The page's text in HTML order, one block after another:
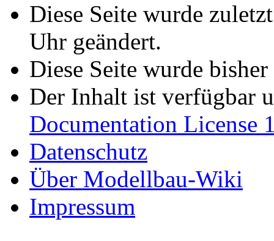
Diese Seite wurde
Uhr geändert.
Diese Seite wurde
Der Inhalt ist verfügbar
Documentation License
Datenschutz
Über Modellbau-Wiki
Impressum